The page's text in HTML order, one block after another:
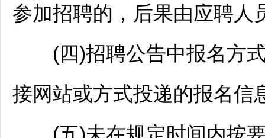
参加招聘的，后果由应聘人
(四)招聘公告中报名方
接网站或方式投递的报名信